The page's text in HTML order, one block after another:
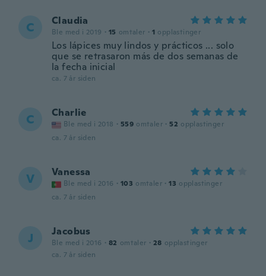
C Claudia
Ble med i 2019 · 15 omtaler · 1 opplastinger
Los lápices muy lindos y prácticos ... solo
que se retrasaron más de dos semanas de
la fecha inicial
ca. 7 år siden
C Charlie
Ble med i 2018 · 559 omtaler · 52 opplastinger
ca. 7 år siden
V Vanessa
Ble med i 2016 · 103 omtaler · 13 opplastinger
ca. 7 år siden
J Jacobus
Ble med i 2016 · 82 omtaler · 28 opplastinger
ca. 7 år siden